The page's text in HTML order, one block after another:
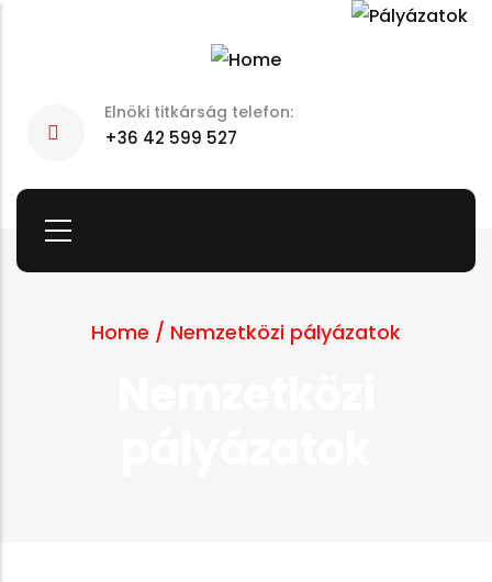
Elnöki titkárság telefon:
+36 42 599 527
Home / Nemzetközi pályázatok